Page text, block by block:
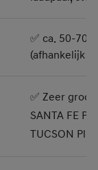
✅ ca. 50-70
(afhankelijk
✅ Zeer
SANTA FE
TUCSON